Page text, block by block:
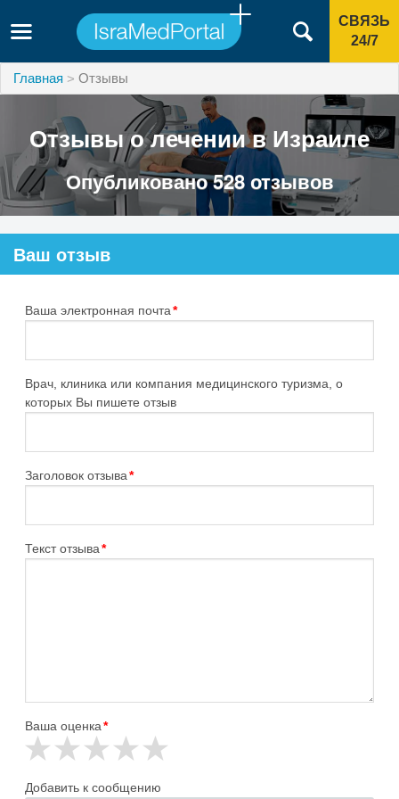
СВЯЗЬ
24/7
Главная Отзывы
Отзывы о лечении в Израиле
Опубликовано 528 отзывов
Ваш отзыв
Ваша электронная почта*
Врач, клиника или компания медицинского туризма, о
которых Вы пишете отзыв
Заголовок отзыва*
Текст отзыва*
Ваша оценка*
Добавить к сообщению